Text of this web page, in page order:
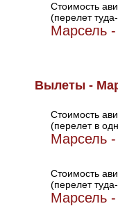
Стоимость
(перелет
Марсель -
Вылеты -
Стоимость
(перелет в
Марсель -
Стоимость
(перелет
Марсель -